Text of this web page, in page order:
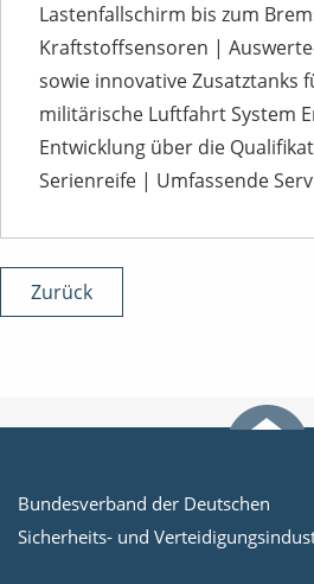
Lastenfallschirm bis zum
Kraftstoffsensoren |
sowie innovative Zusatztanks
militärische Luftfahrt System
Entwicklung über die
Serienreife | Umfassende
Zurück
Bundesverband der Deutschen
Sicherheits- und